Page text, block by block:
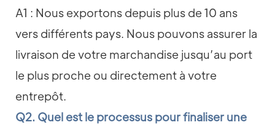
A1 : Nous exportons depuis plus de 10 ans
vers différents pays. Nous pouvons assurer la
livraison de votre marchandise jusqu’au port
le plus proche ou directement à votre
entrepôt.
Q2. Quel est le processus pour finaliser une